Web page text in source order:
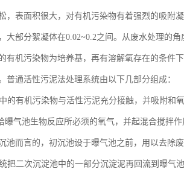
，表面积很大，对有机污染物有着强烈的吸附
大部分絮凝体在0.02~0.2之间。从废水处理的角
有机污染物为培养基，再有溶解氧存在的条件
普通活性污泥法处理系统由以下几部分组成：
的有机污染物与活性污泥充分接触，并吸附和
曝气池生物反应所必须的氧气，并起混合搅拌
池而言的，初沉池设于曝气池之前，用以去除
把二次沉淀池中的一部分沉淀泥再回流到曝气